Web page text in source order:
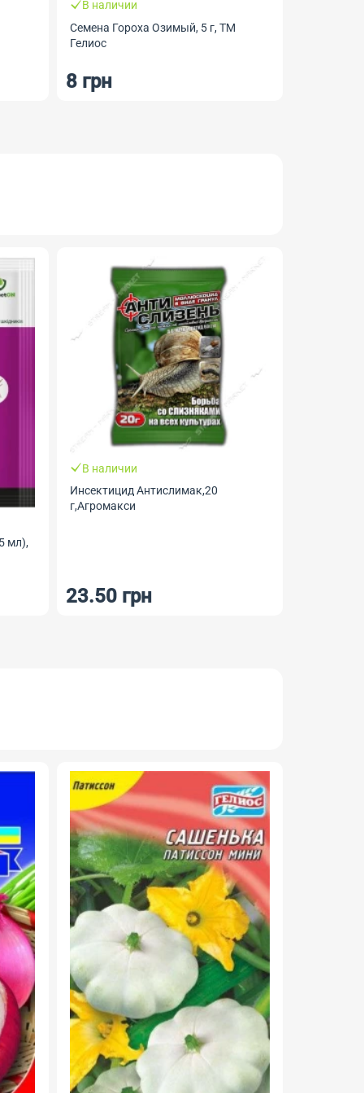
В наличии
Семена Гороха Озимый, 5 г, ТМ
Гелиос
8 грн
мл),
В наличии
Инсектицид Антислимак,20
г,Агромакси
23.50 грн